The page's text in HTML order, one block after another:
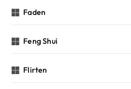
Faden
Feng Shui
Flirten